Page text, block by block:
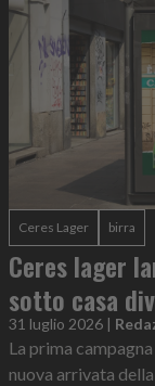
Ceres Lager birra
Ceres lager
sotto casa
31 luglio 2026 |
La prima
nuova arrivata